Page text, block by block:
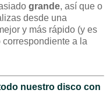
grande, así que o
desde una
y más rápido (y es
correspondiente a la
nuestro disco con